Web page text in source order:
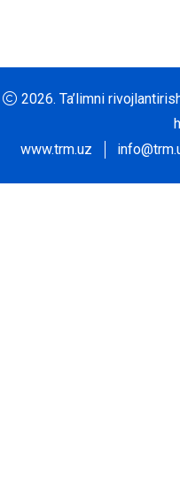
2026. Ta’limni
www.trm.uz